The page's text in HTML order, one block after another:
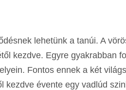
lehetünk a tanúi. A
kezdve. Egyre gyakrabban
Fontos ennek a két
évente egy vadlúd